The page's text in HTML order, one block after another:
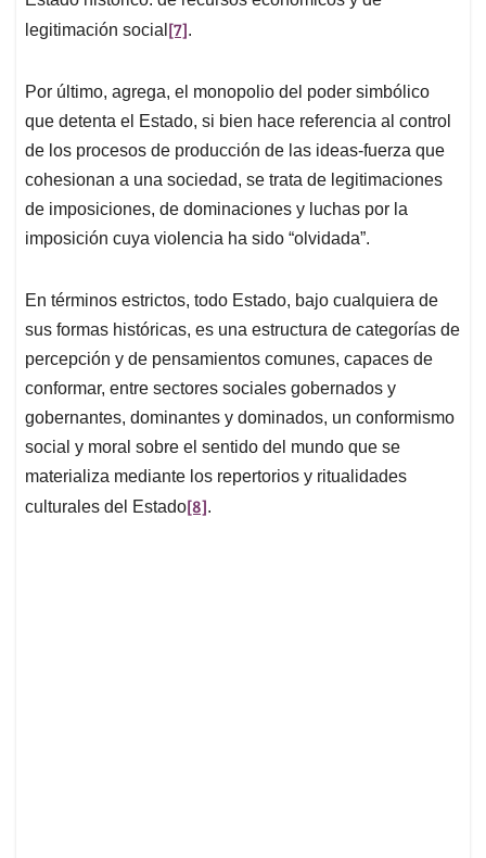
legitimación social [7].
Por último, agrega, el monopolio del poder simbólico
que detenta el Estado, si bien hace referencia al control
de los procesos de producción de las ideas-fuerza que
cohesionan a una sociedad, se trata de legitimaciones
de imposiciones, de dominaciones y luchas por la
imposición cuya violencia ha sido “olvidada”.
En términos estrictos, todo Estado, bajo cualquiera de
sus formas históricas, es una estructura de categorías de
percepción y de pensamientos comunes, capaces de
conformar, entre sectores sociales gobernados y
gobernantes, dominantes y dominados, un conformismo
social y moral sobre el sentido del mundo que se
materializa mediante los repertorios y ritualidades
culturales del Estado[8].